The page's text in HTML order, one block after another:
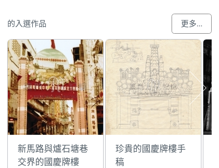
的入選作品 更多...
新馬路與爐石塘巷
交界的國慶牌樓
珍貴的國慶牌樓手
稿